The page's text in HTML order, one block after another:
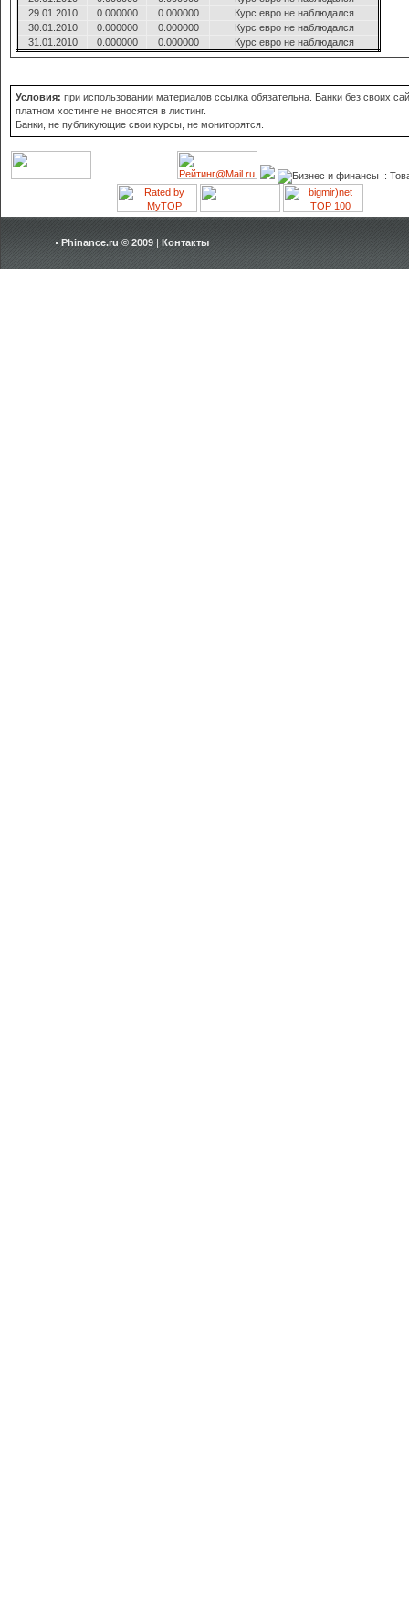
29.01.2010
0.000000 0.000000
Курс евро не наблюдался
30.01.2010
0.000000 0.000000
Курс евро не наблюдался
31.01.2010
0.000000 0.000000 Курс евро не наблюдался
Условия: при использовании материалов ссылка обязательна. Банки без своих
платном хостинге не вносятся в листинг.
Банки, не публикующие свои курсы, не мониторятся.
Phinance.ru © 2009 | Контакты